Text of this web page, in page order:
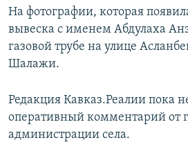
На фотографии, которая
вывеска с именем Абдулаха
газовой трубе на улице
Шалажи.
Редакция Кавказ.Реалии пока
оперативный комментарий от
администрации села.